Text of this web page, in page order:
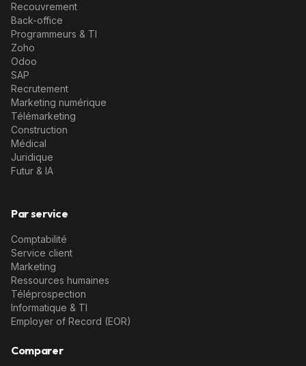
Recouvrement
Back-office
Programmeurs & TI
Zoho
Odoo
SAP
Recrutement
Marketing numérique
Télémarketing
Construction
Médical
Juridique
Futur & IA
Par service
Comptabilité
Service client
Marketing
Ressources humaines
Téléprospection
Informatique & TI
Employer of Record (EOR)
Comparer